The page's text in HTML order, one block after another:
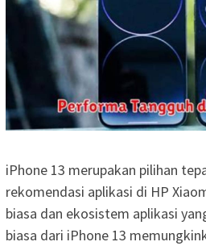
iPhone 13 merupakan pilihan
rekomendasi aplikasi di HP
biasa dan ekosistem aplikasi
biasa dari iPhone 13